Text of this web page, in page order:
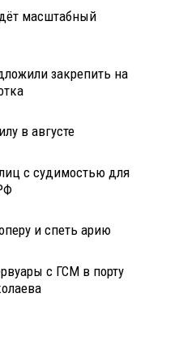
масштабный
закрепить на
в августе
с судимостью для
и спеть арию
с ГСМ в порту